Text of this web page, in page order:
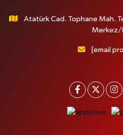
Atatürk Cad. Tophane Mah.
Merkez/
[email